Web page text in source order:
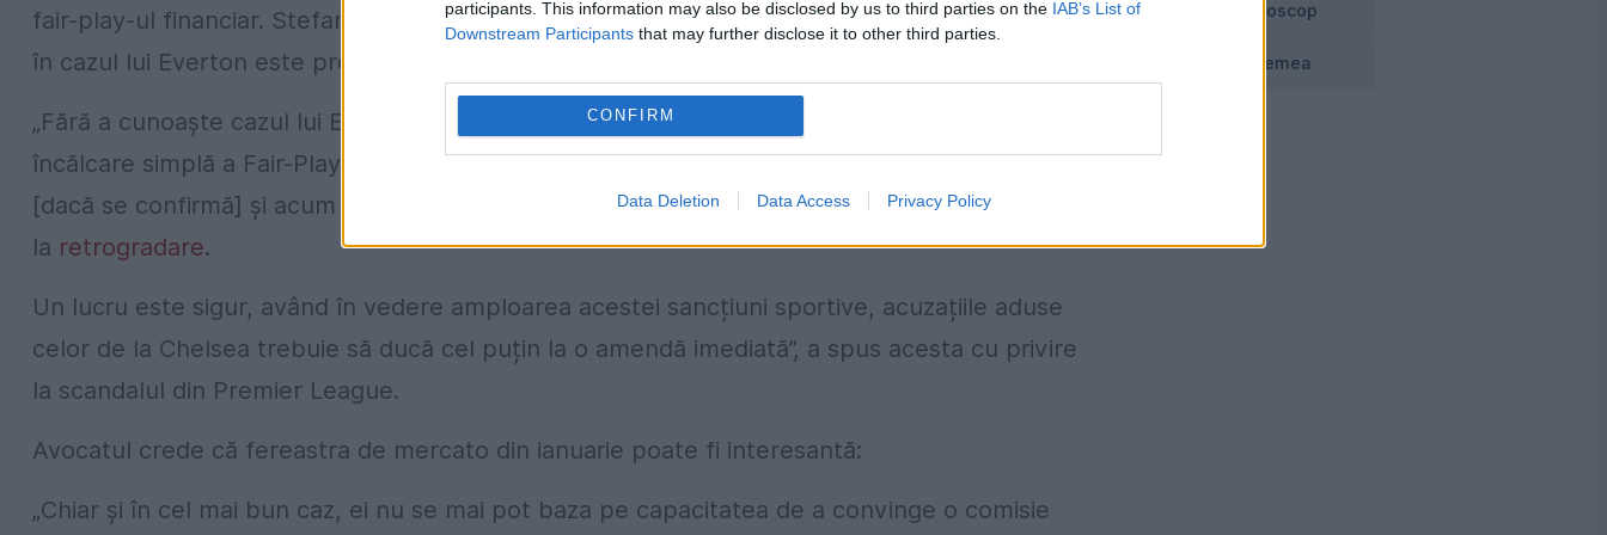
participants. This information may also be disclosed by us to third parties on the IAB’s List of
Downstream Participants that may further disclose it to other third parties.
CONFIRM
Data Deletion Data Access Privacy Policy
fair-play-ul financiar. Stefan Borson, fost avocat al lui Manchester City, crede că decizia luată
în cazul lui Everton este prea dură:
„Fără a cunoaște cazul lui Everton, pedeapsa de 10 puncte mi se pare dură pentru o
încălcare simplă a Fair-Play-ului Financiar. Dar întărește faptul că sancțiunile împotriva lui City
[dacă se confirmă] și acum Chelsea [acuzată pentru plăți în afara registrelor] vor putea duce
la retrogradare.
Un lucru este sigur, având în vedere amploarea acestei sancțiuni sportive, acuzațiile aduse
celor de la Chelsea trebuie să ducă cel puțin la o amendă imediată”, a spus acesta cu privire
la scandalul din Premier League.
Avocatul crede că fereastra de mercato din ianuarie poate fi interesantă:
„Chiar și în cel mai bun caz, ei nu se mai pot baza pe capacitatea de a convinge o comisie
Horoscop
Vremea